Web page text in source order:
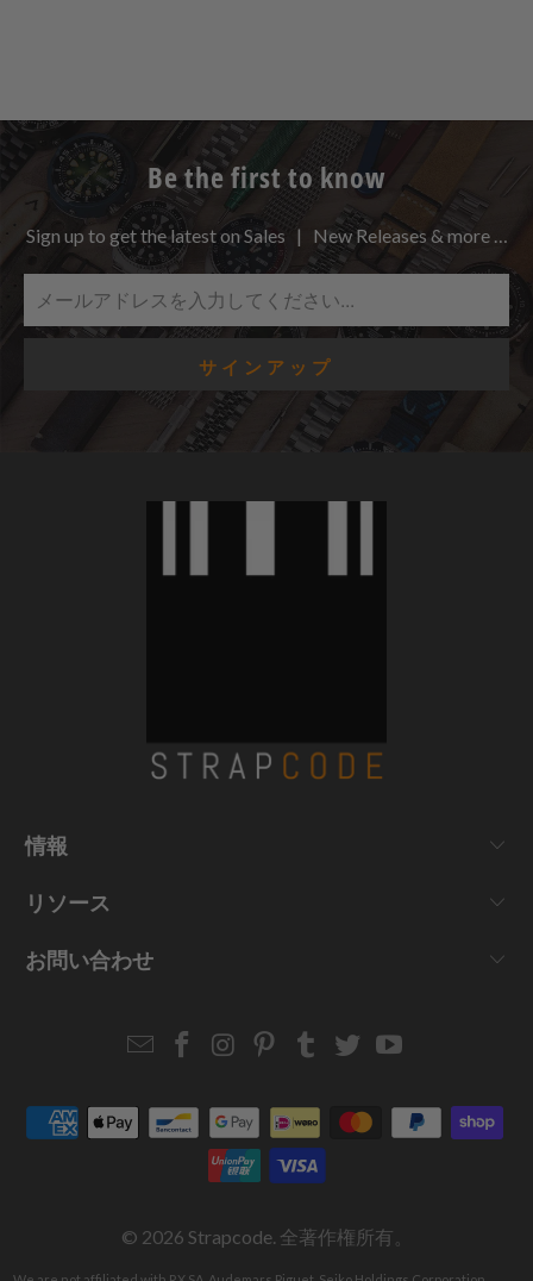
Be the first to know
Sign up to get the latest on Sales | New Releases & more …
情報
リソース
お問い合わせ
EmailStrapcode
Facebook
Strapcode
Instagram
Strapcode
Pinterest
Strapcode
Tumblr
Strapcode
TwitterYouTube
© 2026 Strapcode. 全著作権所有。